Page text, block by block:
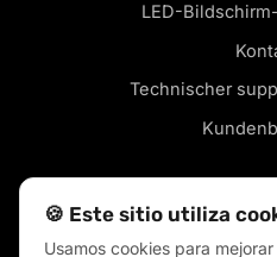
LED-
Technischer
LED-
🍪 Este sitio utiliza
Usamos cookies para